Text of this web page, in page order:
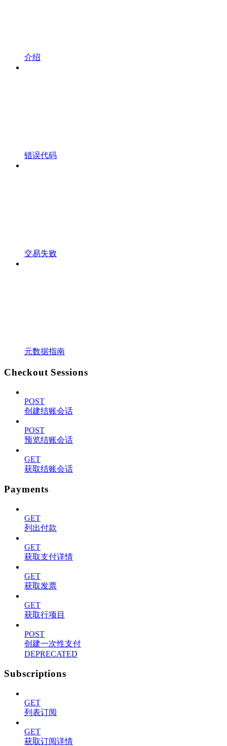
介绍
错误代码
交易失败
元数据指南
Checkout Sessions
POST
创建结账会话
POST
预览结账会话
GET
获取结账会话
Payments
GET
列出付款
GET
获取支付详情
GET
获取发票
GET
获取行项目
POST
创建一次性支付
DEPRECATED
Subscriptions
GET
列表订阅
GET
获取订阅详情